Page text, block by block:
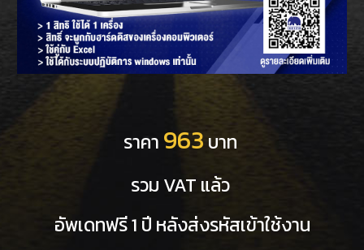
ราคา 963 บาท
รวม VAT แล้ว
อัพเดทฟรี 1 ปี หลังส่งรหัสเข้าใช้งาน